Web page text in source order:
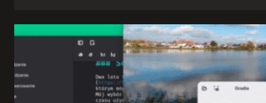
torby
rowerowe